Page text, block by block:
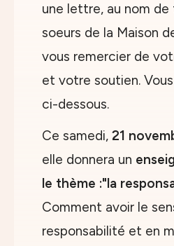
une lettre, au nom
soeurs de la Maison
vous remercier de
et votre soutien.
ci-dessous.
Ce samedi, 21
elle donnera un
le thème :"la
Comment avoir le
responsabilité et en